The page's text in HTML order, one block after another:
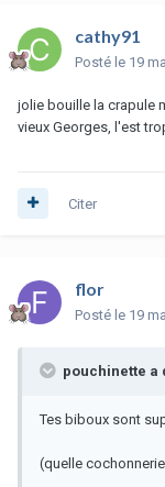
cathy91
Posté le 19
jolie bouille la crapule
vieux Georges, l'est
Citer
flor
Posté le 19
pouchinette a
Tes biboux sont
(quelle